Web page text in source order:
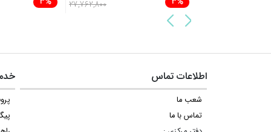
27,762,800
اطلاعات تماس
شعب ما
تماس با ما